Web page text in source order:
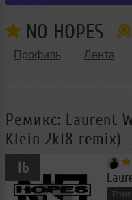
NO HOPES
Профиль Лента
Ремикс: Laurent
Klein 2k18 remix)
16